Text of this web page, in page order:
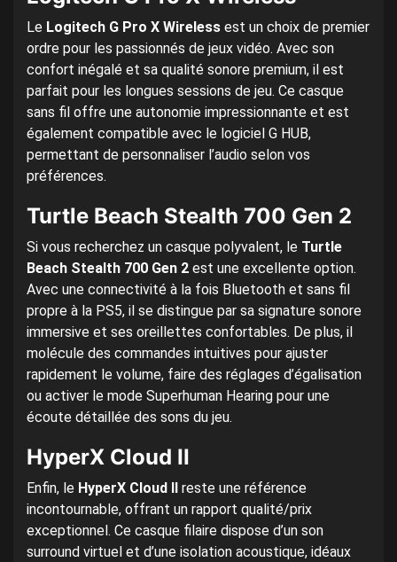
Le Logitech G Pro X Wireless est un choix de premier
ordre pour les passionnés de jeux vidéo. Avec son
confort inégalé et sa qualité sonore premium, il est
parfait pour les longues sessions de jeu. Ce casque
sans fil offre une autonomie impressionnante et est
également compatible avec le logiciel G HUB,
permettant de personnaliser l’audio selon vos
préférences.
Turtle Beach Stealth 700 Gen 2
Si vous recherchez un casque polyvalent, le Turtle
Beach Stealth 700 Gen 2 est une excellente option.
Avec une connectivité à la fois Bluetooth et sans fil
propre à la PS5, il se distingue par sa signature sonore
immersive et ses oreillettes confortables. De plus, il
molécule des commandes intuitives pour ajuster
rapidement le volume, faire des réglages d’égalisation
ou activer le mode Superhuman Hearing pour une
écoute détaillée des sons du jeu.
HyperX Cloud II
Enfin, le HyperX Cloud II
reste une référence
incontournable, offrant un rapport qualité/prix
exceptionnel. Ce casque filaire dispose d’un son
surround virtuel et d’une isolation acoustique, idéaux